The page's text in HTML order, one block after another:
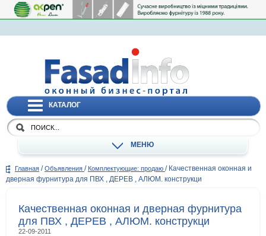
КАТАЛОГ
МЕНЮ
Главная / Объявления / Комплектующие: продаю / Качественная оконная и
дверная фурнитура для ПВХ , ДЕРЕВ , АЛЮМ. конструкци
Качественная оконная и дверная фурнитура
для ПВХ , ДЕРЕВ , АЛЮМ. конструкци
22-09-2011